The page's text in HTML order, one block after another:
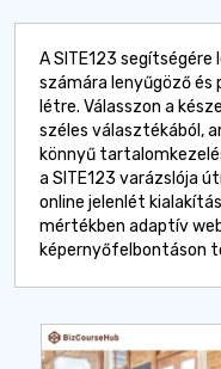
A SITE123 segítségére
számára lenyűgöző és
létre. Válasszon a
széles választékából,
könnyű
a SITE123 varázslója
online jelenlét
mértékben adaptív
képernyőfelbontáson